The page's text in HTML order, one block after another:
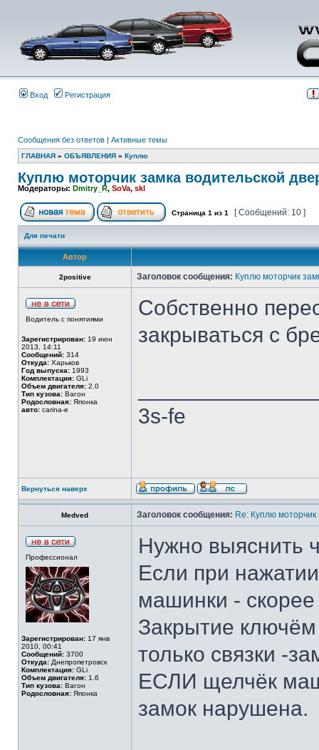
Вход Регистрация
Сообщения без ответов | Активные темы
ГЛАВНАЯ » ОБЪЯВЛЕНИЯ » Куплю
Куплю моторчик замка водительской
Модераторы: Dmitry_R, SoVa, skl
Страница 1 из 1 [ Сообщений: 10 ]
Для печати
Автор
2positive Заголовок сообщения: Куплю моторчик
Водитель с понятиями
Зарегистрирован: 19 июн
2013, 14:11
Сообщений: 314
Откуда: Харьков
Год выпуска: 1993
Комплектация: GLi
Объем двигателя: 2.0
Тип кузова: Вагон
Родословная: Японка
авто: carina-e
Собственно
закрываться с
3s-fe
Вернуться наверх
Medved Заголовок сообщения: Re: Куплю моторчик
Профессионал
Зарегистрирован: 17 янв
2010, 00:41
Сообщений: 3700
Откуда: Днепропетровск
Комплектация: GLi
Объем двигателя: 1.6
Тип кузова: Вагон
Родословная: Японка
Нужно выяснить
Если при
машинки - скорее
Закрытие ключём
только связки -
ЕСЛИ щелчёк
замок нарушена.